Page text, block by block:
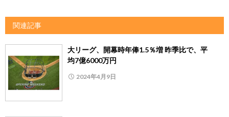
関連記事
大リーグ、開幕時年俸1.5％増 昨季比で、平
均7億6000万円
2024年4月9日